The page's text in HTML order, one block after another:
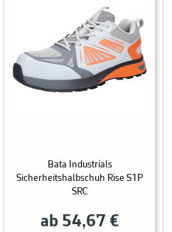
Bata Industrials
Sicherheitshalbschuh Rise S1P
SRC
ab 54,67 €